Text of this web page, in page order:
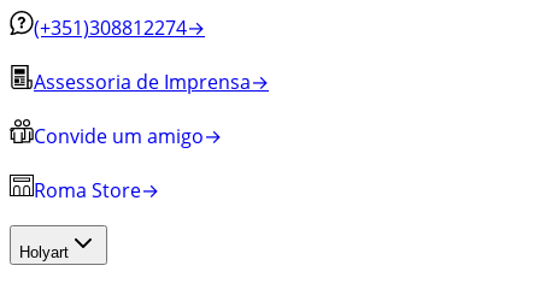
(+351)308812274→
Assessoria de Imprensa→
Convide um amigo→
Roma Store→
Holyart